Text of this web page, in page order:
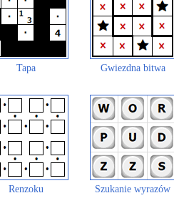
Tapa Gwiezdna bitwa
Renzoku Szukanie wyrazów